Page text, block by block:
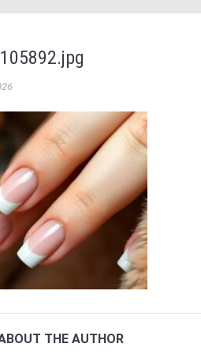
THE AUTHOR